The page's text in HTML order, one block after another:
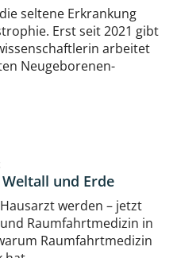
seltene Erkrankung
Erst seit 2021 gibt
arbeitet
Neugeborenen-
und Erde
werden – jetzt
Raumfahrtmedizin in
Raumfahrtmedizin